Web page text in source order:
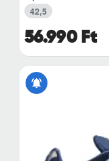
56.990 Ft
42,5